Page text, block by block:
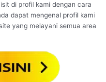
di profil kami dengan cara
dapat mengenal profil kami
yang melayani semua area